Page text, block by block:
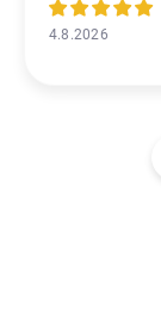
4.8.2026